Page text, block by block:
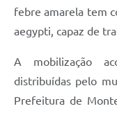
febre amarela tem
aegypti, capaz de
A mobilização
distribuídas pelo
Prefeitura de